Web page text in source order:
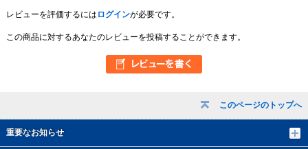
このページのトップへ
重要なお知らせ
レビューを評価するには ログインが必要です。
この商品に対するあなたのレビューを投稿することができます。